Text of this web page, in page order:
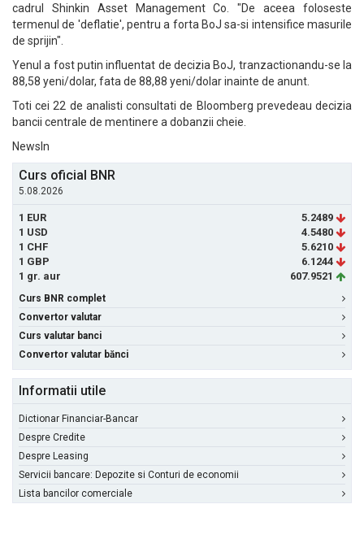
cadrul Shinkin Asset Management Co. "De aceea foloseste
termenul de 'deflatie', pentru a forta BoJ sa-si intensifice masurile
de sprijin".
Yenul a fost putin influentat de decizia BoJ, tranzactionandu-se la
88,58 yeni/dolar, fata de 88,88 yeni/dolar inainte de anunt.
Toti cei 22 de analisti consultati de Bloomberg prevedeau decizia
bancii centrale de mentinere a dobanzii cheie.
NewsIn
Curs oficial BNR
5.08.2026
1 EUR
5.2489
1 USD
4.5480
1 CHF
5.6210
1 GBP
6.1244
1 gr. aur
607.9521
Curs BNR complet
Convertor valutar
Curs valutar banci
Convertor valutar bănci
Informatii utile
Dictionar Financiar-Bancar
Despre Credite
Despre Leasing
Servicii bancare: Depozite si Conturi de economii
Lista bancilor comerciale